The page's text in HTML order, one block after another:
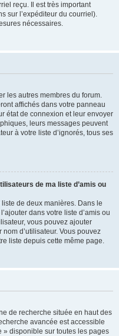
reçu. Il est très important
sur l’expéditeur du courriel).
nécessaires.
les autres membres du forum.
affichés dans votre panneau
état de connexion et leur envoyer
leurs messages peuvent
à votre liste d’ignorés, tous ses
de ma liste d’amis ou
de deux manières. Dans le
dans votre liste d’amis ou
vous pouvez ajouter
d’utilisateur. Vous pouvez
liste depuis cette même page.
de recherche située en haut des
avancée est accessible
disponible sur toutes les pages